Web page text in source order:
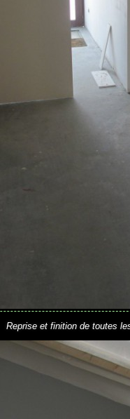
Reprise et finition de toutes